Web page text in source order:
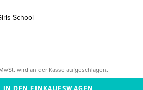
School
wird an der Kasse aufgeschlagen.